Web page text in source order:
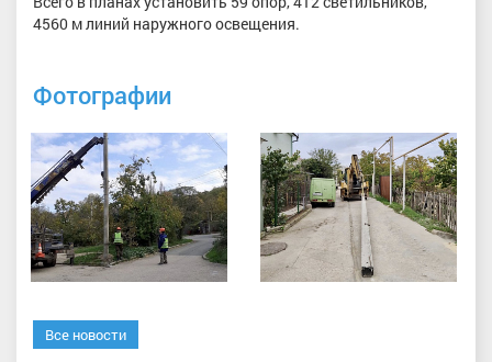
4560 м линий наружного освещения.
Фотографии
Все новости